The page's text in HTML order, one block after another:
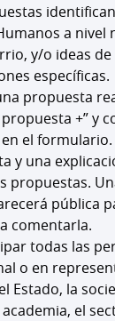
a nivel
y/o ideas
específicas.
propuesta
+” y
el
y una
propuestas.
pública
comentarla.
todas las
o en
Estado, la
el